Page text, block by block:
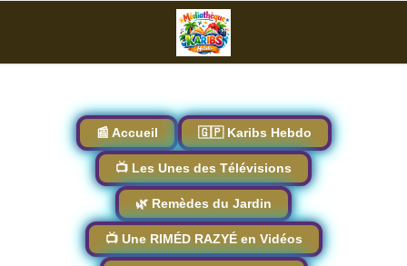
📰 Accueil 🇬🇵 Karibs Hebdo
📺 Les Unes des Télévisions
🌿 Remèdes du Jardin
📺 Une RIMÉD RAZYÉ en Vidéos